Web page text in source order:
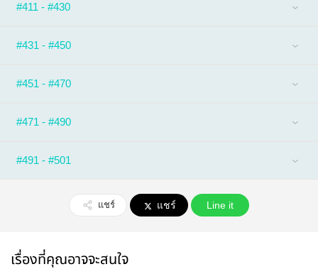
#411 - #430
#431 - #450
#451 - #470
#471 - #490
#491 - #501
แชร์ แชร์ Line it
เรื่องที่คุณอาจจะสนใจ